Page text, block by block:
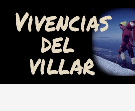
contenido